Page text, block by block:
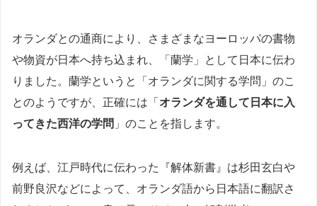
オランダとの通商により、さまざまなヨーロッパの書物
や物資が日本へ持ち込まれ、「蘭学」として日本に伝わ
りました。蘭学というと「オランダに関する学問」のこ
とのようですが、正確には「 オランダを通して日本に入
ってきた西洋の学問 」のことを指します。
例えば、江戸時代に伝わった『解体新書』は杉田玄白や
前野良沢などによって、オランダ語から日本語に翻訳さ